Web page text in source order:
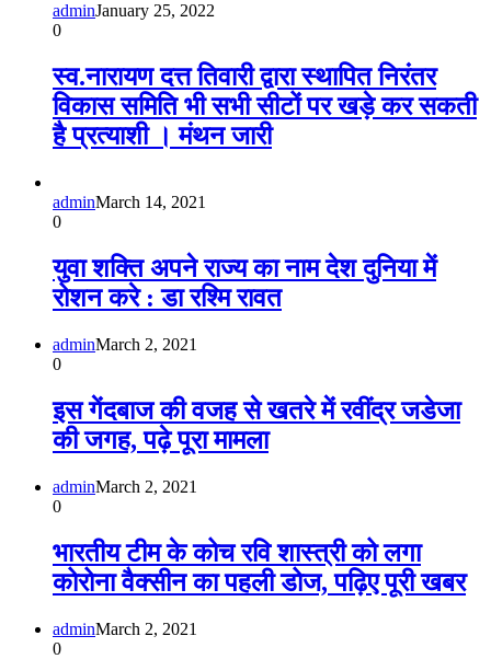
adminJanuary 25, 2022
0
स्व.नारायण दत्त तिवारी द्वारा स्थापित निरंतर
विकास समिति भी सभी सीटों पर खड़े कर सकती
है प्रत्याशी । मंथन जारी
adminMarch 14, 2021
0
युवा शक्ति अपने राज्य का नाम देश दुनिया में
रोशन करे : डा रश्मि रावत
adminMarch 2, 2021
0
इस गेंदबाज की वजह से खतरे में रवींद्र जडेजा
की जगह, पढ़े पूरा मामला
adminMarch 2, 2021
0
भारतीय टीम के कोच रवि शास्त्री को लगा
कोरोना वैक्सीन का पहली डोज, पढ़िए पूरी खबर
adminMarch 2, 2021
0